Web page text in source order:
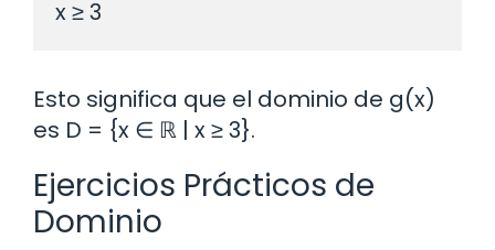
Esto significa que el dominio de g(x)
es D = {x ∈ ℝ | x ≥ 3}.
Ejercicios Prácticos de
Dominio